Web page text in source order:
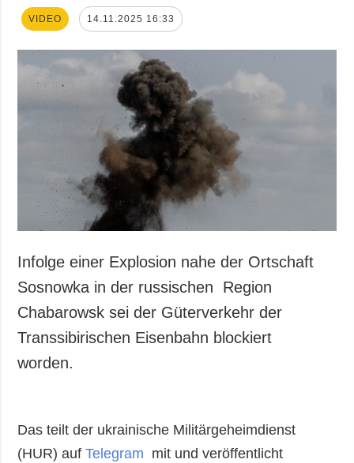
VIDEO 14.11.2025 16:33
Infolge einer Explosion nahe der Ortschaft
Sosnowka in der russischen Region
Chabarowsk sei der Güterverkehr der
Transsibirischen Eisenbahn blockiert
worden.
Das teilt der ukrainische Militärgeheimdienst
(HUR) aufTelegram mit und veröffentlicht